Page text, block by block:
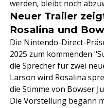
werden, bleibt noch
Neuer Trailer
Rosalina und
Die Nintendo-Direct-
2025 zum kommenden
die Sprecher für zwei
Larson wird Rosalina
die Stimme von Bowser
Die Vorstellung begann